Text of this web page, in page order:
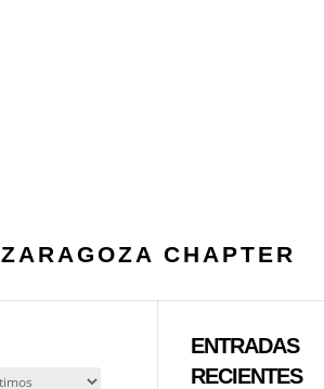
ZARAGOZA CHAPTER
ENTRADAS
RECIENTES